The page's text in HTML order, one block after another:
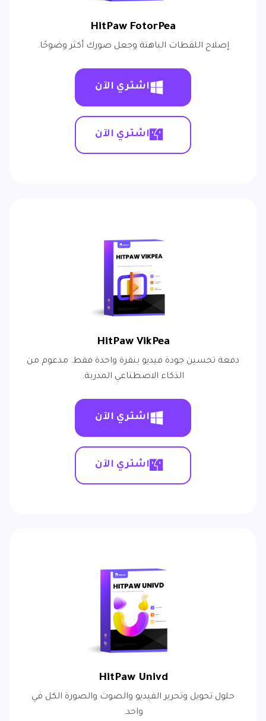
HitPaw FotorPea
إصلاح اللقطات الباهتة وجعل صورك أكثر وضوحًا.
اشتري الآن
اشتري الآن
HitPaw VikPea
دفعة تحسين جودة فيديو بنقرة واحدة فقط. مدعوم من
الذكاء الاصطناعي المدربة.
اشتري الآن
اشتري الآن
HitPaw Univd
حلول تحويل وتحرير الفيديو والصوت والصورة الكل في
واحد.